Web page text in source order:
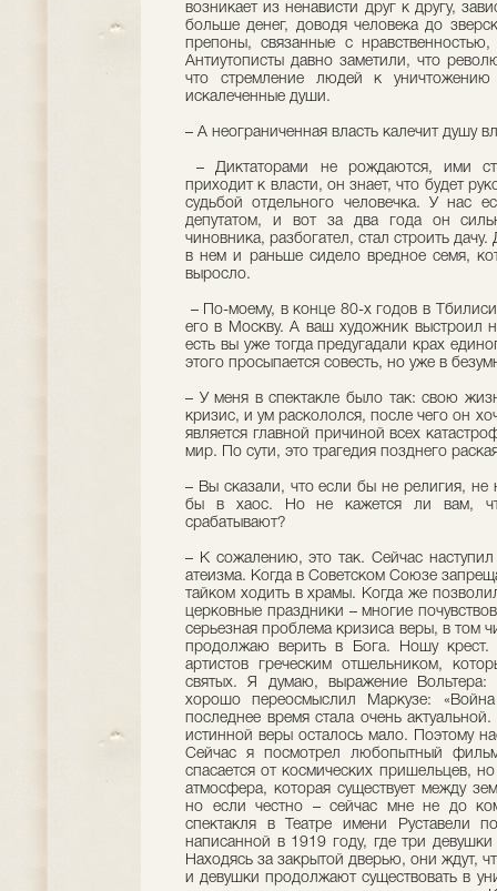
возникает из ненависти друг к другу,
больше денег, доводя человека до
препоны, связанные с
Антиутописты давно заметили, что
что стремление людей к
искалеченные души.
– А неограниченная власть калечит душу
– Диктаторами не рождаются, ими
приходит к власти, он знает, что будет
судьбой отдельного человечка. У нас
депутатом, и вот за два года он
чиновника, разбогател, стал строить
в нем и раньше сидело вредное семя,
выросло.
– По-моему, в конце 80-х годов в
его в Москву. А ваш художник выстроил
есть вы уже тогда предугадали крах
этого просыпается совесть, но уже в
– У меня в спектакле было так: свою
кризис, и ум раскололся, после чего он
является главной причиной всех
мир. По сути, это трагедия позднего
– Вы сказали, что если бы не религия, не
бы в хаос. Но не кажется ли вам,
срабатывают?
– К сожалению, это так. Сейчас
атеизма. Когда в Советском Союзе
тайком ходить в храмы. Когда же
церковные праздники – многие
серьезная проблема кризиса веры, в том
продолжаю верить в Бога. Ношу
артистов греческим отшельником,
святых. Я думаю, выражение
хорошо переосмыслил Маркузе:
последнее время стала очень
истинной веры осталось мало. Поэтому
Сейчас я посмотрел любопытный
спасается от космических пришельцев,
атмосфера, которая существует между
но если честно – сейчас мне не до
спектакля в Театре имени Руставели
написанной в 1919 году, где три
Находясь за закрытой дверью, они ждут,
и девушки продолжают существовать в